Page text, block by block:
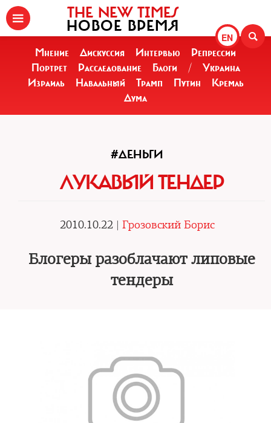
EN
THE NEW TIMES
НОВОЕ ВРЕМЯ
Мнение Дискуссия Интервью
Репрессии
Портрет
Расследование Блоги /
Украина
Израиль
Навальный Трамп Путин
Кремль
Дума
#ДЕНЬГИ
ЛУКАВЫЙ ТЕНДЕР
2010.10.22 | Грозовский Борис
Блогеры разоблачают липовые
тендеры